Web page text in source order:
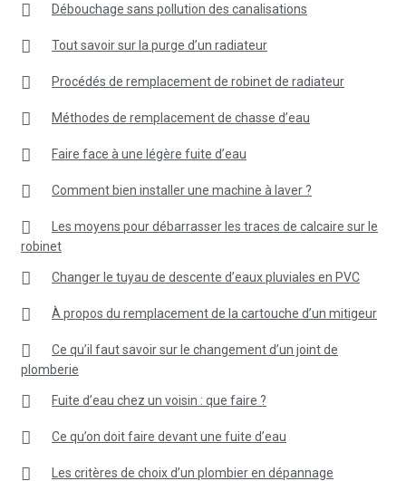
Débouchage sans pollution des canalisations
Tout savoir sur la purge d’un radiateur
Procédés de remplacement de robinet de radiateur
Méthodes de remplacement de chasse d’eau
Faire face à une légère fuite d’eau
Comment bien installer une machine à laver ?
Les moyens pour débarrasser les traces de calcaire sur le
robinet
Changer le tuyau de descente d’eaux pluviales en PVC
À propos du remplacement de la cartouche d’un mitigeur
Ce qu’il faut savoir sur le changement d’un joint de
plomberie
Fuite d’eau chez un voisin : que faire ?
Ce qu’on doit faire devant une fuite d’eau
Les critères de choix d’un plombier en dépannage